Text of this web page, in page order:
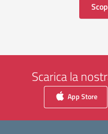
Scarica la
App Store